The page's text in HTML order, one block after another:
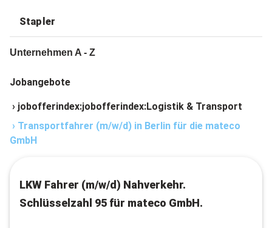
Stapler
Unternehmen A - Z
Jobangebote
› jobofferindex:jobofferindex:Logistik & Transport
› Transportfahrer (m/w/d) in Berlin für die mateco
GmbH
LKW Fahrer (m/w/d) Nahverkehr.
Schlüsselzahl 95 für mateco GmbH.